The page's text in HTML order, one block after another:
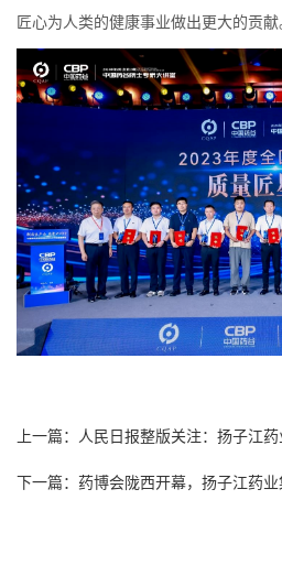
匠心为人类的健康事业做出更大的贡献